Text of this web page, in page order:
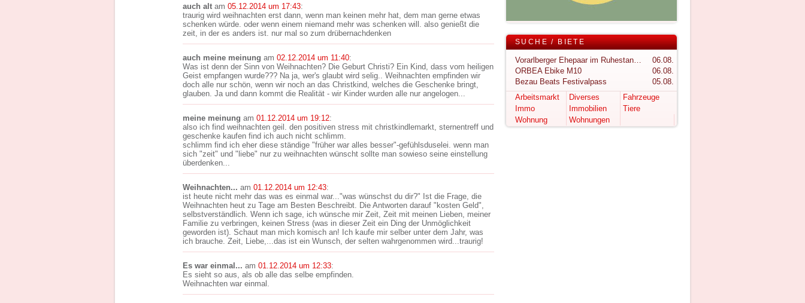
auch alt am 05.12.2014 um 17:43:
traurig wird weihnachten erst dann, wenn man keinen mehr hat, dem man gerne etwas
schenken würde. oder wenn einem niemand mehr was schenken will. also genießt die
zeit, in der es anders ist. nur mal so zum drübernachdenken
auch meine meinung am 02.12.2014 um 11:40:
Was ist denn der Sinn von Weihnachten? Die Geburt Christi? Ein Kind, dass vom heiligen
Geist empfangen wurde??? Na ja, wer's glaubt wird selig.. Weihnachten empfinden wir
doch alle nur schön, wenn wir noch an das Christkind, welches die Geschenke bringt,
glauben. Ja und dann kommt die Realität - wir Kinder wurden alle nur angelogen...
meine meinung am 01.12.2014 um 19:12:
also ich find weihnachten geil. den positiven stress mit christkindlemarkt, sternentreff und
geschenke kaufen find ich auch nicht schlimm.
schlimm find ich eher diese ständige "früher war alles besser"-gefühlsduselei. wenn man
sich "zeit" und "liebe" nur zu weihnachten wünscht sollte man sowieso seine einstellung
überdenken...
Weihnachten... am 01.12.2014 um 12:43:
ist heute nicht mehr das was es einmal war..."was wünschst du dir?" Ist die Frage, die
Weihnachten heut zu Tage am Besten Beschreibt. Die Antworten darauf "kosten Geld",
selbstverständlich. Wenn ich sage, ich wünsche mir Zeit, Zeit mit meinen Lieben, meiner
Familie zu verbringen, keinen Stress (was in dieser Zeit ein Ding der Unmöglichkeit
geworden ist). Schaut man mich komisch an! Ich kaufe mir selber unter dem Jahr, was
ich brauche. Zeit, Liebe,...das ist ein Wunsch, der selten wahrgenommen wird...traurig!
Es war einmal... am 01.12.2014 um 12:33:
Es sieht so aus, als ob alle das selbe empfinden.
Weihnachten war einmal.
SUCHE / BIETE
Vorarlberger Ehepaar im Ruhestand sucht ruhigen Rückzugsort im Bregenzerwald
06.08.
ORBEA Ebike M10
06.08.
Bezau Beats Festivalpass
05.08.
Arbeitsmarkt
Diverses
Fahrzeuge
Immo
Immobilien
Tiere
Wohnung
Wohnungen